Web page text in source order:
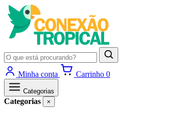
Pesquisar
produtos
Minha conta
Carrinho 0
Categorias
Categorias ×